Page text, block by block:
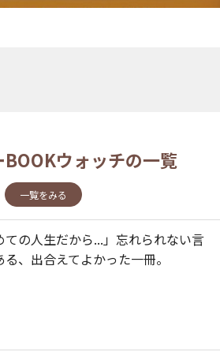
BOOKウォッチの一覧
一覧をみる
ての人生だから...」忘れられない言
、出合えてよかった一冊。